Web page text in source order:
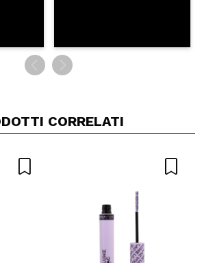
CORRELATI